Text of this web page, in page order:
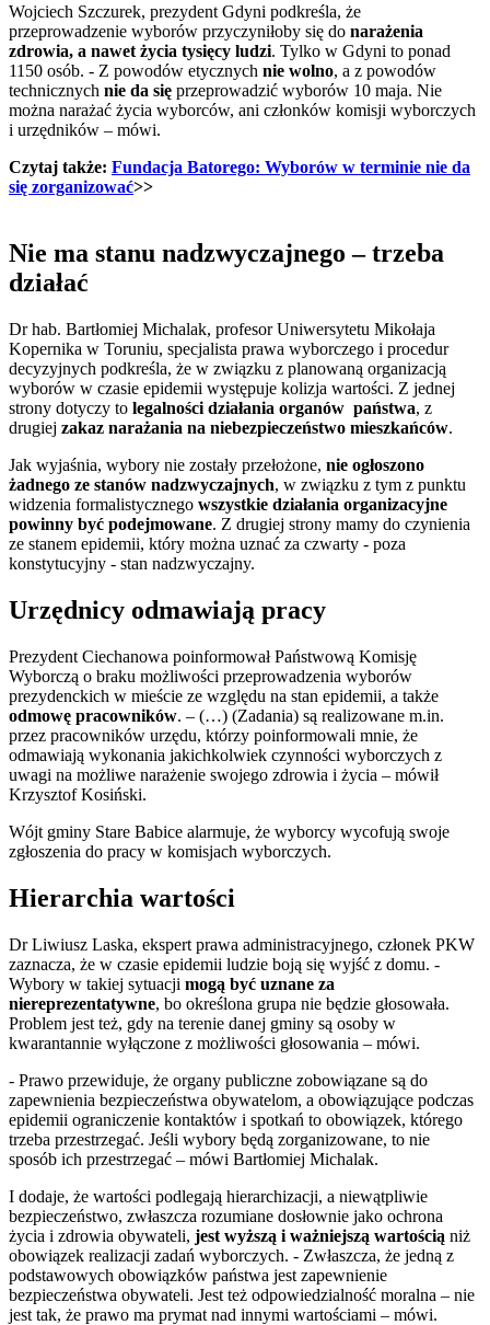
Wojciech Szczurek, prezydent Gdyni podkreśla, że
przeprowadzenie wyborów przyczyniłoby się do narażenia
zdrowia, a nawet życia tysięcy ludzi. Tylko w Gdyni to ponad
1150 osób. - Z powodów etycznych nie wolno, a z powodów
technicznych nie da się przeprowadzić wyborów 10 maja. Nie
można narażać życia wyborców, ani członków komisji wyborczych
i urzędników – mówi.
Czytaj także: Fundacja Batorego: Wyborów w terminie nie da
się zorganizować>>
Nie ma stanu nadzwyczajnego – trzeba
działać
Dr hab. Bartłomiej Michalak, profesor Uniwersytetu Mikołaja
Kopernika w Toruniu, specjalista prawa wyborczego i procedur
decyzyjnych podkreśla, że w związku z planowaną organizacją
wyborów w czasie epidemii występuje kolizja wartości. Z jednej
strony dotyczy to legalności działania organów państwa, z
drugiej zakaz narażania na niebezpieczeństwo mieszkańców.
Jak wyjaśnia, wybory nie zostały przełożone, nie ogłoszono
żadnego ze stanów nadzwyczajnych, w związku z tym z punktu
widzenia formalistycznego wszystkie działania organizacyjne
powinny być podejmowane. Z drugiej strony mamy do czynienia
ze stanem epidemii, który można uznać za czwarty - poza
konstytucyjny - stan nadzwyczajny.
Urzędnicy odmawiają pracy
Prezydent Ciechanowa poinformował Państwową Komisję
Wyborczą o braku możliwości przeprowadzenia wyborów
prezydenckich w mieście ze względu na stan epidemii, a także
odmowę pracowników. – (…) (Zadania) są realizowane m.in.
przez pracowników urzędu, którzy poinformowali mnie, że
odmawiają wykonania jakichkolwiek czynności wyborczych z
uwagi na możliwe narażenie swojego zdrowia i życia – mówił
Krzysztof Kosiński.
Wójt gminy Stare Babice alarmuje, że wyborcy wycofują swoje
zgłoszenia do pracy w komisjach wyborczych.
Hierarchia wartości
Dr Liwiusz Laska, ekspert prawa administracyjnego, członek PKW
zaznacza, że w czasie epidemii ludzie boją się wyjść z domu. -
Wybory w takiej sytuacji mogą być uznane za
niereprezentatywne, bo określona grupa nie będzie głosowała.
Problem jest też, gdy na terenie danej gminy są osoby w
kwarantannie wyłączone z możliwości głosowania – mówi.
- Prawo przewiduje, że organy publiczne zobowiązane są do
zapewnienia bezpieczeństwa obywatelom, a obowiązujące podczas
epidemii ograniczenie kontaktów i spotkań to obowiązek, którego
trzeba przestrzegać. Jeśli wybory będą zorganizowane, to nie
sposób ich przestrzegać – mówi Bartłomiej Michalak.
I dodaje, że wartości podlegają hierarchizacji, a niewątpliwie
bezpieczeństwo, zwłaszcza rozumiane dosłownie jako ochrona
życia i zdrowia obywateli, jest wyższą i ważniejszą wartością niż
obowiązek realizacji zadań wyborczych. - Zwłaszcza, że jedną z
podstawowych obowiązków państwa jest zapewnienie
bezpieczeństwa obywateli. Jest też odpowiedzialność moralna – nie
jest tak, że prawo ma prymat nad innymi wartościami – mówi.